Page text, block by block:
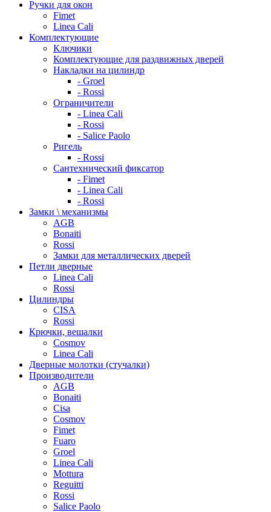
Ручки для окон
Fimet
Linea Cali
Комплектующие
Ключики
Комплектующие для раздвижных дверей
Накладки на цилиндр
- Groel
- Rossi
Ограничители
- Linea Cali
- Rossi
- Salice Paolo
Ригель
- Rossi
Сантехнический фиксатор
- Fimet
- Linea Cali
- Rossi
Замки \ механизмы
AGB
Bonaiti
Rossi
Замки для металлических дверей
Петли дверные
Linea Cali
Rossi
Цилиндры
CISA
Rossi
Крючки, вешалки
Cosmov
Linea Cali
Дверные молотки (стучалки)
Производители
AGB
Bonaiti
Cisa
Cosmov
Fimet
Fuaro
Groel
Linea Cali
Mottura
Reguitti
Rossi
Salice Paolo